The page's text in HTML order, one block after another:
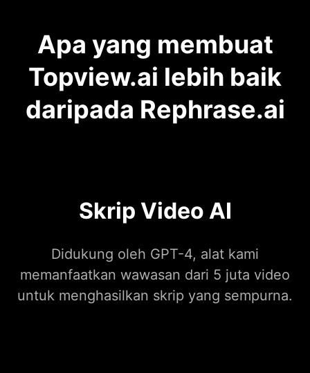
Apa yang membuat
Topview.ai lebih baik
daripada Rephrase.ai
Skrip Video AI
Didukung oleh GPT-4, alat kami
memanfaatkan wawasan dari 5 juta video
untuk menghasilkan skrip yang sempurna.